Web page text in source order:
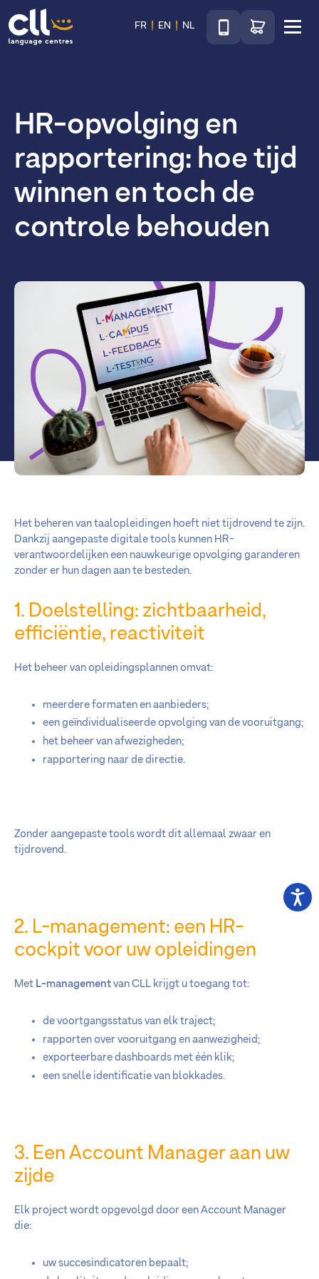
CLL
FR EN NL
TéléphoneGa naar de
HR-opvolging en
rapportering: hoe tijd
winnen en toch de
controle behouden
Het beheren van taalopleidingen hoeft niet tijdrovend te zijn.
Dankzij aangepaste digitale tools kunnen HR-
verantwoordelijken een nauwkeurige opvolging garanderen
zonder er hun dagen aan te besteden.
1. Doelstelling: zichtbaarheid,
efficiëntie, reactiviteit
Het beheer van opleidingsplannen omvat:
meerdere formaten en aanbieders;
een geïndividualiseerde opvolging van de vooruitgang;
het beheer van afwezigheden;
rapportering naar de directie.
Zonder aangepaste tools wordt dit allemaal zwaar en
tijdrovend.
2. L-management: een HR-
cockpit voor uw opleidingen
Met L-management van CLL krijgt u toegang tot:
de voortgangsstatus van elk traject;
rapporten over vooruitgang en aanwezigheid;
exporteerbare dashboards met één klik;
een snelle identificatie van blokkades.
3. Een Account Manager aan uw
zijde
Elk project wordt opgevolgd door een Account Manager
die:
uw succesindicatoren bepaalt;